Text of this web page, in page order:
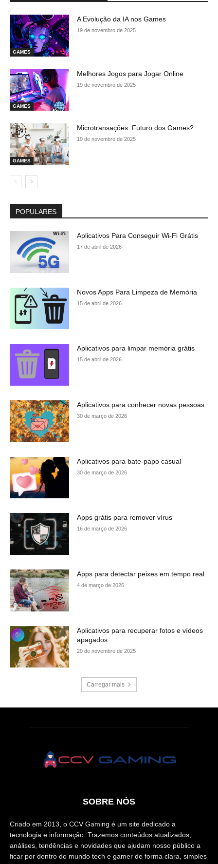
GAMES
A Evolução da IA nos Games
19 de novembro de 2025
GAMES
Melhores Jogos para Jogar Online
19 de novembro de 2025
GAMES
Microtransações: Futuro dos Games?
19 de novembro de 2025
POPULARES
Aplicativos Para Conseguir Wi-Fi Grátis
17 de abril de 2026
Novos Apps Para Limpeza de Memória
15 de abril de 2026
Aplicativos para limpar memória grátis
15 de abril de 2026
Aplicativos para conhecer novas pessoas
30 de março de 2026
Aplicativos para bate-papo casual
30 de março de 2026
Apps grátis para remover vírus
16 de março de 2026
Apps para detectar peixes em tempo real
4 de março de 2026
Aplicativos para recuperar fotos e vídeos
apagados
29 de novembro de 2025
Carregar mais
SOBRE NÓS
Criado em 2013, o CCV Gaming é um site dedicado a
tecnologia e informação. Trazemos conteúdos atualizados,
análises, tendências e novidades que ajudam nosso público a
ficar por dentro do mundo tech e gamer de forma clara, simples